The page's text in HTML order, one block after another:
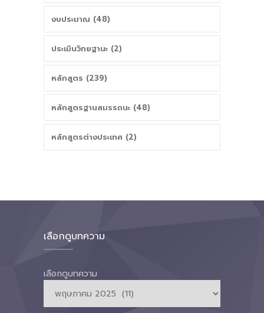
งบประมาณ (48)
ประเมินวิทยฐานะ (2)
หลักสูตร (239)
หลักสูตรฐานสมรรถนะ (48)
หลักสูตรต่างประเทศ (2)
เลือกดูบทความ
เลือกดูบทความ